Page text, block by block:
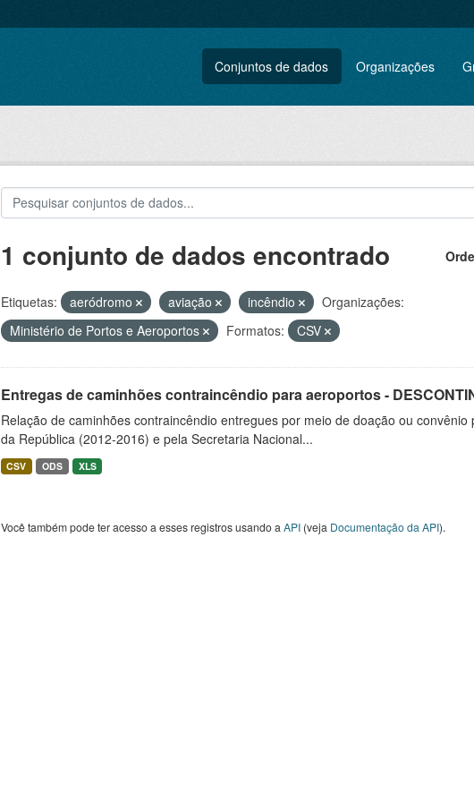
Conjuntos de dados Organizações
1 conjunto de dados encontrado
Etiquetas: aeródromo aviação incêndio
Organizações:
Ministério de Portos e Aeroportos
Formatos: CSV
Entregas de caminhões contraincêndio para aeroportos -
Relação de caminhões contraincêndio entregues por meio de doação ou
da República (2012-2016) e pela Secretaria Nacional...
CSV ODS XLS
Você também pode ter acesso a esses registros usando a API(veja Documentação da API).